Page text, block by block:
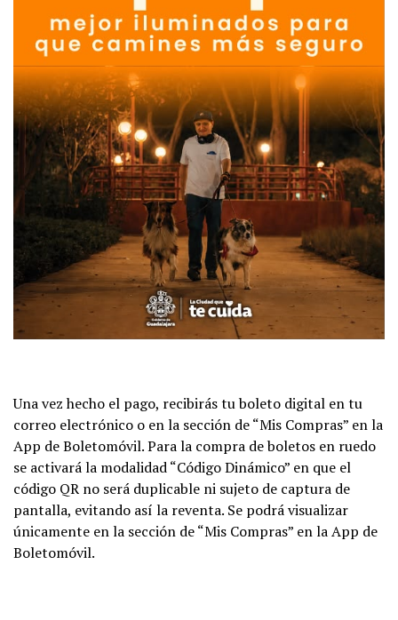
Una vez hecho el pago, recibirás tu boleto digital en tu
correo electrónico o en la sección de “Mis Compras” en la
App de Boletomóvil. Para la compra de boletos en ruedo
se activará la modalidad “Código Dinámico” en que el
código QR no será duplicable ni sujeto de captura de
pantalla, evitando así la reventa. Se podrá visualizar
únicamente en la sección de “Mis Compras” en la App de
Boletomóvil.